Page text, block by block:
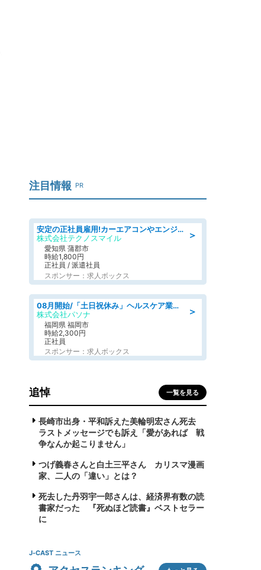
注目情報 PR
＞
安定の正社員雇用!カーエアコンやエンジンの製造・加工業務 denso aichi
株式会社テクノスマイル
愛知県 蒲郡市
時給1,800円
正社員 / 派遣社員
スポンサー：求人ボックス
＞
08月開始/「土日祝休み」ヘルスケア業界の産業保健師/高時給/未経験OK/要資格:保健師、正看護師
株式会社パソナ
福岡県 福岡市
時給2,300円
正社員
スポンサー：求人ボックス
追悼 一覧を見る
長崎市出身・平和訴えた美輪明宏さん死去
ラストメッセージでも訴え「愛があれば 戦
争なんか起こりません」
つげ義春さんと白土三平さん カリスマ漫画
家、二人の「違い」とは？
死去した丹羽宇一郎さんは、経済界有数の読
書家だった 『死ぬほど読書』ベストセラー
に
J-CAST ニュース